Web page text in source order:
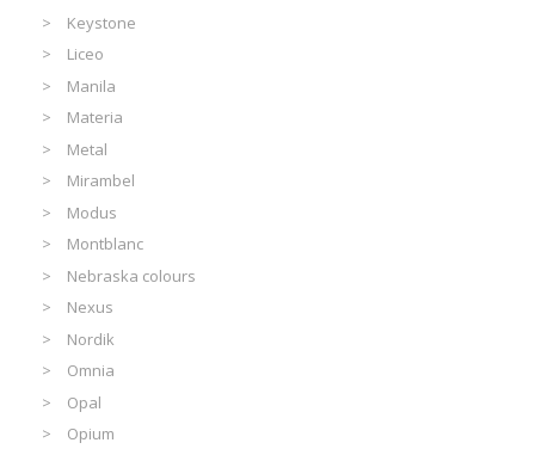
Keystone
Liceo
Manila
Materia
Metal
Mirambel
Modus
Montblanc
Nebraska colours
Nexus
Nordik
Omnia
Opal
Opium